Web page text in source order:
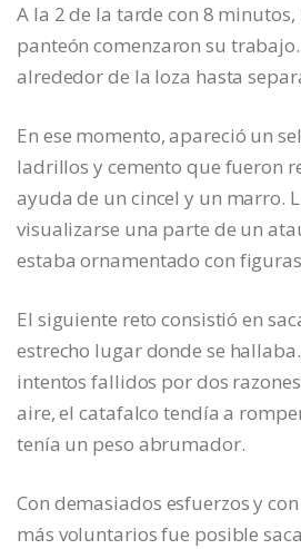
A la 2 de la tarde con 8
panteón comenzaron su
alrededor de la loza hasta
En ese momento, apareció un
ladrillos y cemento que fueron
ayuda de un cincel y un marro.
visualizarse una parte de un
estaba ornamentado con
El siguiente reto consistió en
estrecho lugar donde se
intentos fallidos por dos
aire, el catafalco tendía a
tenía un peso abrumador.
Con demasiados esfuerzos y
más voluntarios fue posible